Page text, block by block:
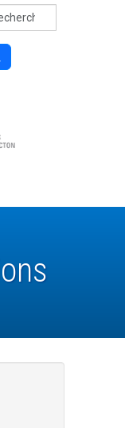
principal